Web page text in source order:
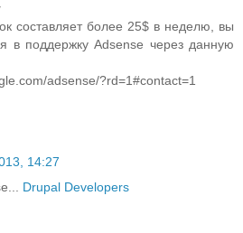
составляет более 25$ в неделю, вы
в поддержку Adsense через данную
adsense/?rd=1#contact=1
14:27
Drupal Developers